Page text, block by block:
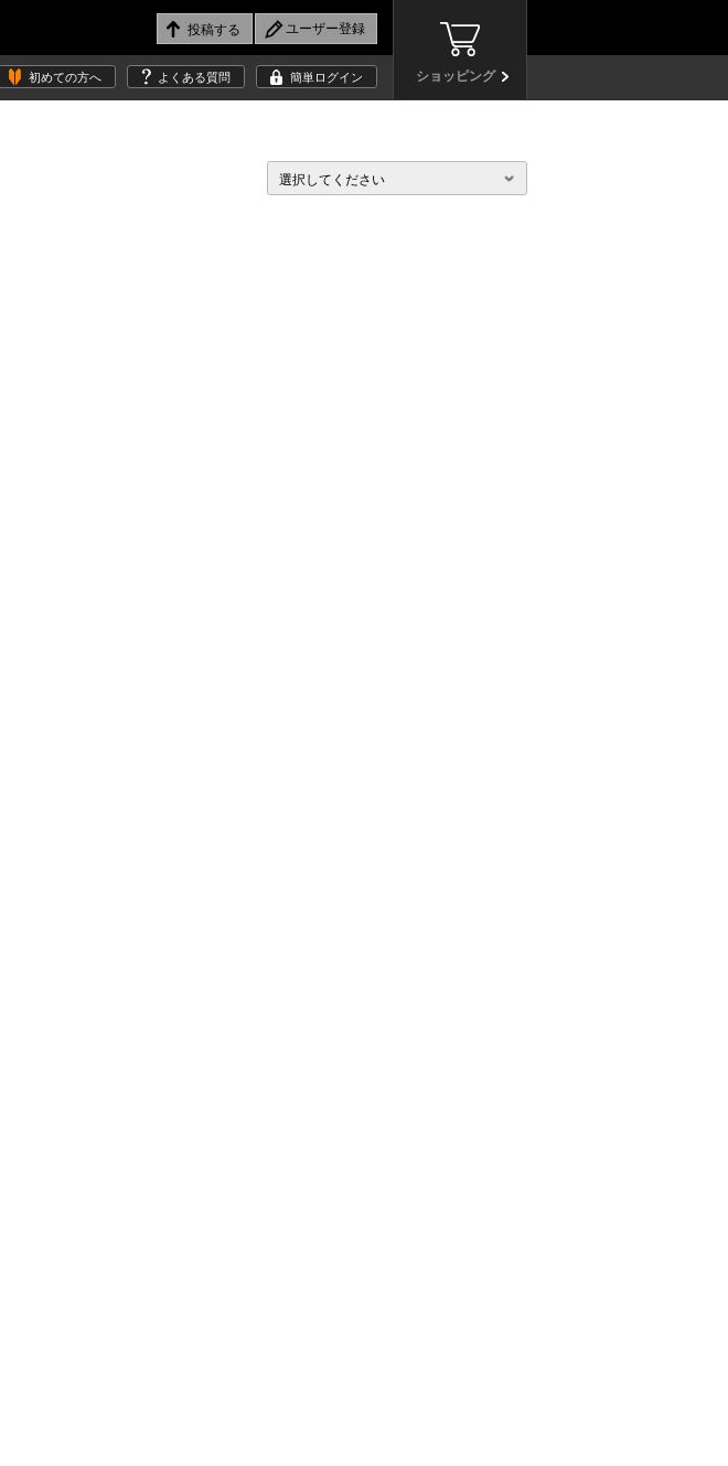
ショッピング
初めての方へ よくある質問 簡単ログイン
選択してください